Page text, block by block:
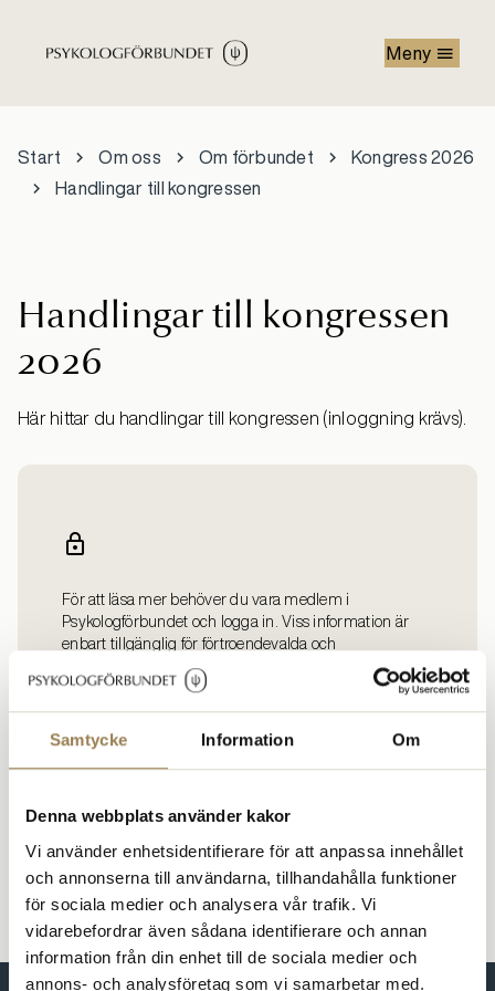
Samtycke Information Om
Denna webbplats använder kakor
Vi använder enhetsidentifierare för att anpassa innehållet
och annonserna till användarna, tillhandahålla funktioner
för sociala medier och analysera vår trafik. Vi
vidarebefordrar även sådana identifierare och annan
information från din enhet till de sociala medier och
annons- och analysföretag som vi samarbetar med.
Meny
Start Om oss Om förbundet
Kongress 2026
Handlingar till kongressen
Handlingar till kongressen
2026
Här hittar du handlingar till kongressen (inloggning krävs).
För att läsa mer behöver du vara medlem i
Psykologförbundet och logga in. Viss information är
enbart tillgänglig för förtroendevalda och
företagarmedlemmar.
Logga in Bli medlem